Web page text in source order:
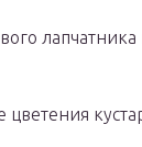
лапчатника
цветения